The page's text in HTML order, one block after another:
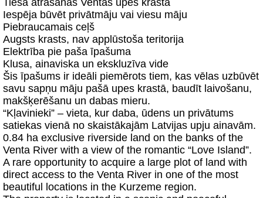
Tieša atrašanās Ventas upes krastā
Iespēja būvēt privātmāju vai viesu māju
Piebraucamais ceļš
Augsts krasts, nav applūstoša teritorija
Elektrība pie paša īpašuma
Klusa, ainaviska un ekskluzīva vide
Šis īpašums ir ideāli piemērots tiem, kas vēlas uzbūvēt
savu sapņu māju pašā upes krastā, baudīt laivošanu,
makšķerēšanu un dabas mieru.
“Kļavinieki” – vieta, kur daba, ūdens un privātums
satiekas vienā no skaistākajām Latvijas upju ainavām.
0.84 ha exclusive riverside land on the banks of the
Venta River with a view of the romantic “Love Island”.
A rare opportunity to acquire a large plot of land with
direct access to the Venta River in one of the most
beautiful locations in the Kurzeme region.